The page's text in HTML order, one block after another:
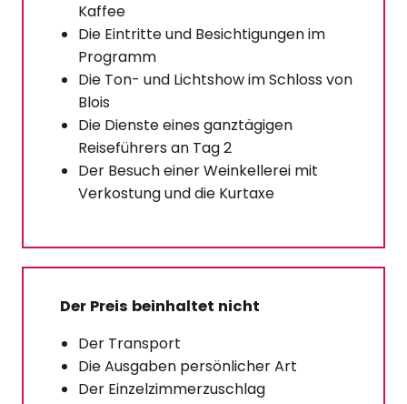
Kaffee
Die Eintritte und Besichtigungen im
Programm
Die Ton- und Lichtshow im Schloss von
Blois
Die Dienste eines ganztägigen
Reiseführers an Tag 2
Der Besuch einer Weinkellerei mit
Verkostung und die Kurtaxe
Der Preis beinhaltet nicht
Der Transport
Die Ausgaben persönlicher Art
Der Einzelzimmerzuschlag